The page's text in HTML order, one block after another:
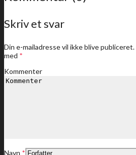
Sidste nyt
Dine medlemstilbud
Skriv et svar
Din e-mailadresse vil ikke blive publiceret.
med *
Kommenter
Navn *